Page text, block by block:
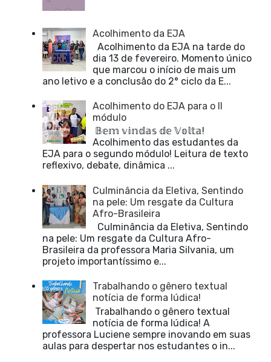
Acolhimento da EJA
Acolhimento da EJA na tarde do
dia 13 de fevereiro. Momento único
que marcou o início de mais um
ano letivo e a conclusão do 2° ciclo da E...
Acolhimento do EJA para o II
módulo
𝔹𝕖𝕞 𝕧𝕚𝕟𝕕𝕒𝕤 𝕕𝕖 𝕍𝕠𝕝𝕥𝕒!
Acolhimento das estudantes da
EJA para o segundo módulo! Leitura de texto
reflexivo, debate, dinâmica ...
Culminância da Eletiva, Sentindo
na pele: Um resgate da Cultura
Afro-Brasileira
Culminância da Eletiva, Sentindo
na pele: Um resgate da Cultura Afro-
Brasileira da professora Maria Silvania, um
projeto importantíssimo e...
Trabalhando o gênero textual
notícia de forma lúdica!
Trabalhando o gênero textual
notícia de forma lúdica! A
professora Luciene sempre inovando em suas
aulas para despertar nos estudantes o in...